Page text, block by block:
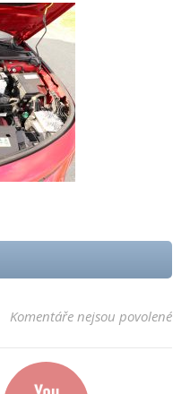
Komentáře nejsou povolenéu